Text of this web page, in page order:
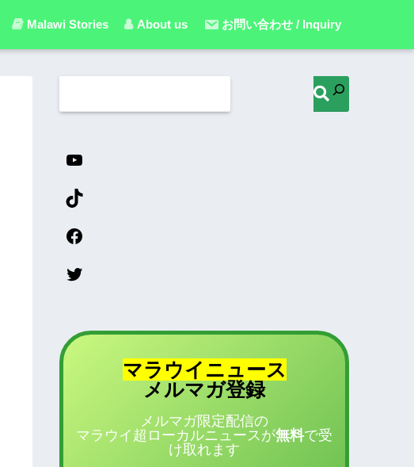
Malawi Stories About us お問い合わせ / Inquiry
マラウイニュース
メルマガ登録
メルマガ限定配信の
マラウイ超ローカルニュースが無料で受
け取れます